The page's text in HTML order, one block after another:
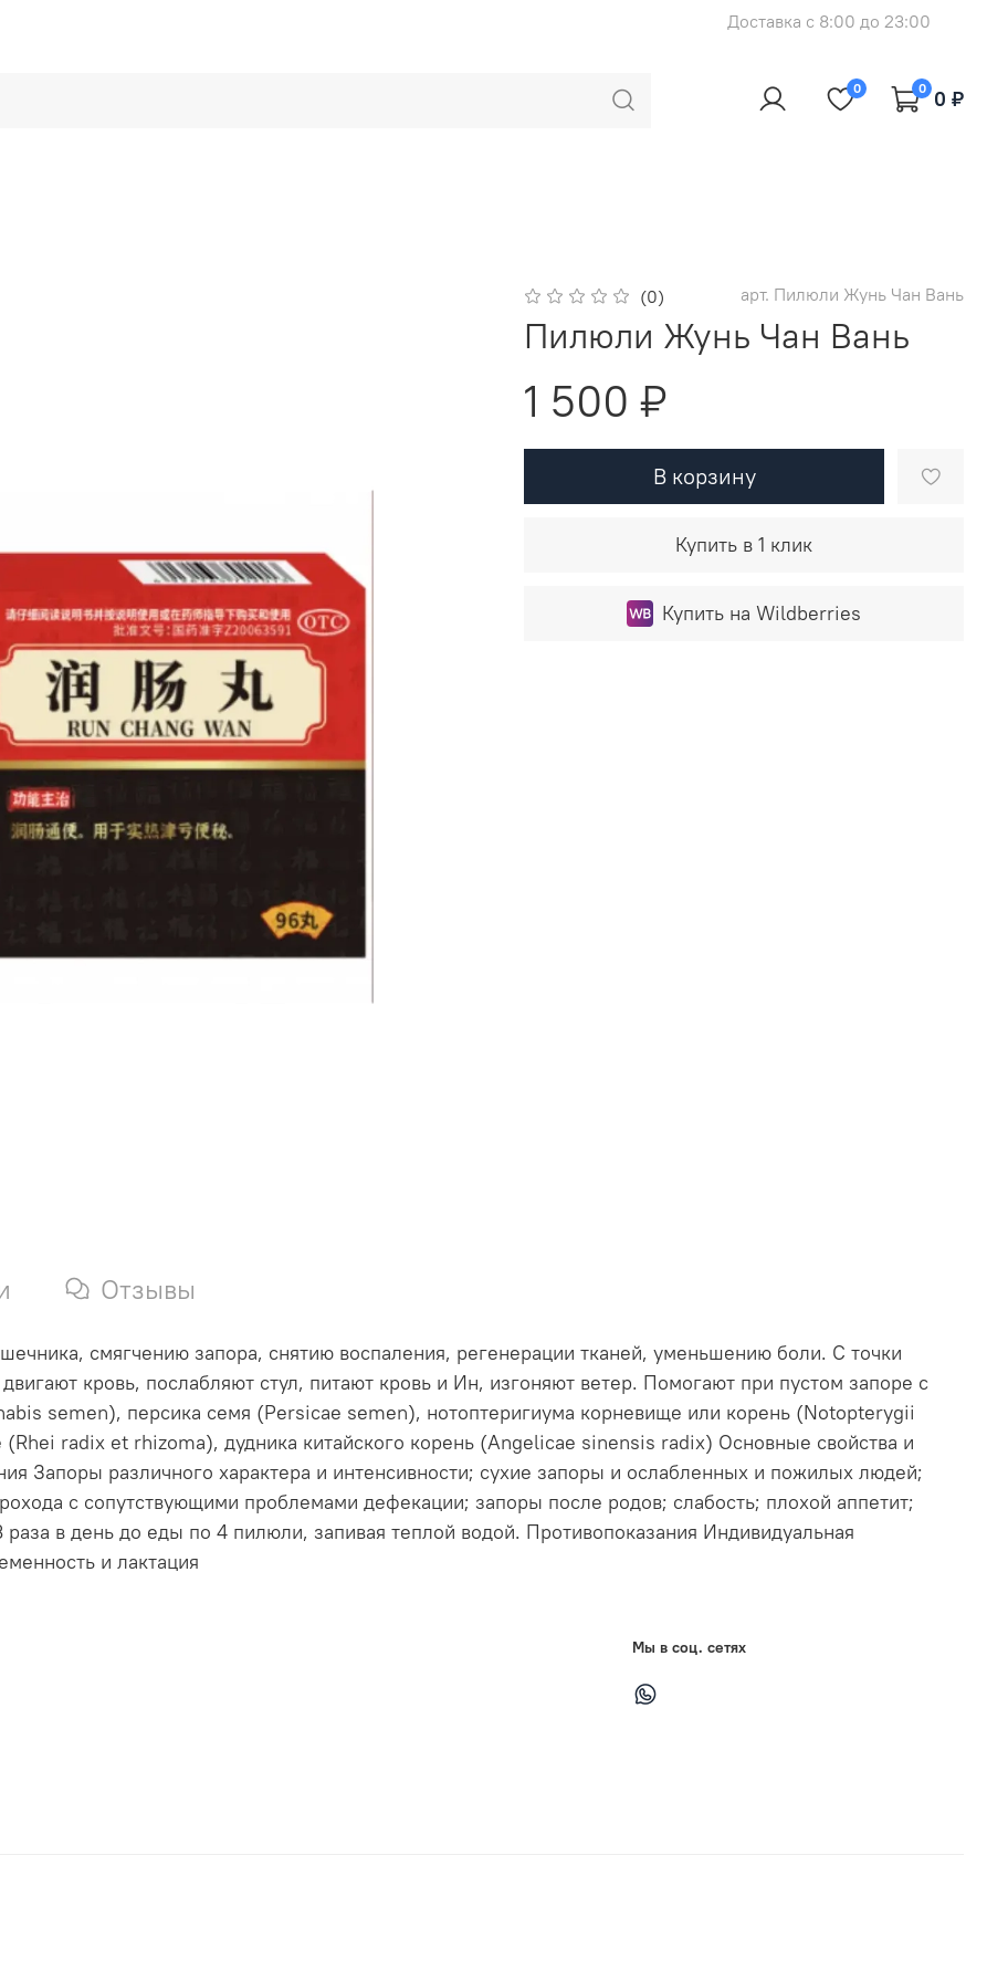
Доставка с 8:00 до 23:00
0 0 0 ₽
(0) арт. Пилюли Жунь Чан Вань
Пилюли Жунь Чан Вань
1 500 ₽
В корзину
Купить в 1 клик
Купить на Wildberries
Отзывы
смягчению запора, снятию воспаления, регенерации тканей, уменьшению боли. С точки
кровь, послабляют стул, питают кровь и Ин, изгоняют ветер. Помогают при пустом запоре с
semen), персика семя (Persicae semen), нотоптеригиума корневище или корень (Notopterygii
radix et rhizoma), дудника китайского корень (Angelicae sinensis radix) Основные свойства и
Запоры различного характера и интенсивности; сухие запоры и ослабленных и пожилых людей;
с сопутствующими проблемами дефекации; запоры после родов; слабость; плохой аппетит;
в день до еды по 4 пилюли, запивая теплой водой. Противопоказания Индивидуальная
и лактация
Мы в соц. сетях